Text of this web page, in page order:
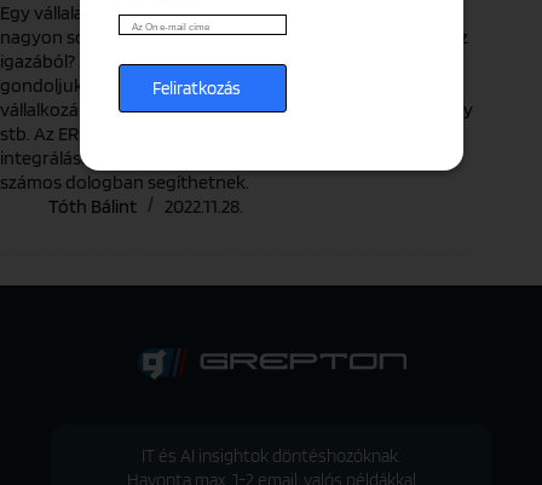
Egy vállalatirányítási rendszer (röviden: ERP) bevezetése
nagyon sok mindenben segítheti a vállalatokat. De mi is ez
igazából? A legegyszerűbb meghatározáshoz először
gondoljuk végig mennyi területe is lehet egyes
vállalkozásoknak: értékesítés, beszerzés, gyártás, pénzügy
stb. Az ERP rendszerek alapvetően ezen területek
integrálására és irányítására szolgálnak, de ezen felül
számos dologban segíthetnek.
Tóth Bálint
2022.11.28.
IT és AI insightok döntéshozóknak.
Havonta max. 1-2 email, valós példákkal